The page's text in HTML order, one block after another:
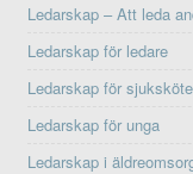
Ledarskap – Att leda
Ledarskap för ledare
Ledarskap för
Ledarskap för unga
Ledarskap i